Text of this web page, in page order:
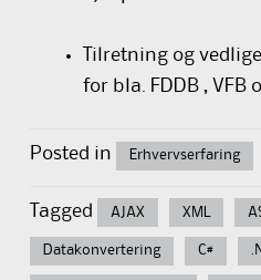
Tilretning og
for bla. FDDB , VFB
Posted in Erhvervserfaring
Tagged AJAX XML
Datakonvertering C#